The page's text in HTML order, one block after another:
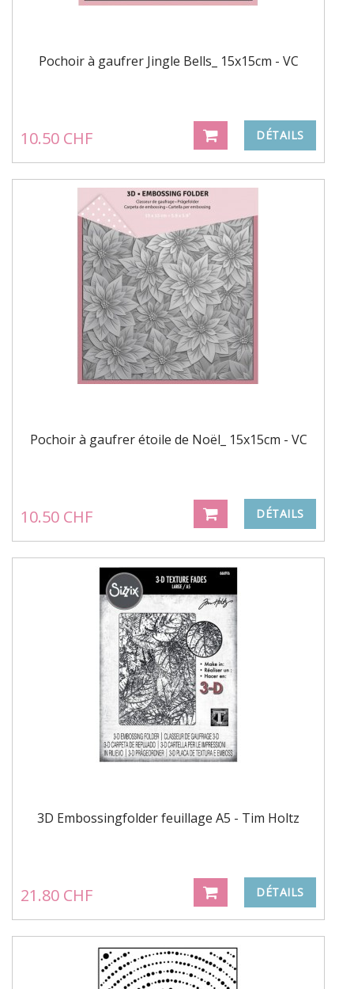
Pochoir à gaufrer Jingle Bells_ 15x15cm - VC
10.50 CHF DÉTAILS
Pochoir à gaufrer étoile de Noël_ 15x15cm - VC
10.50 CHF DÉTAILS
3D Embossingfolder feuillage A5 - Tim Holtz
21.80 CHF DÉTAILS